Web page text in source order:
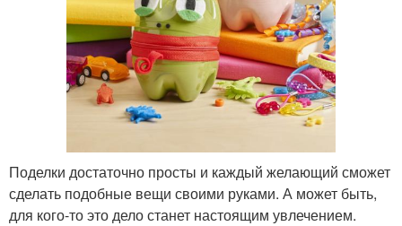
Поделки достаточно просты и каждый желающий сможет
сделать подобные вещи своими руками. А может быть,
для кого-то это дело станет настоящим увлечением.